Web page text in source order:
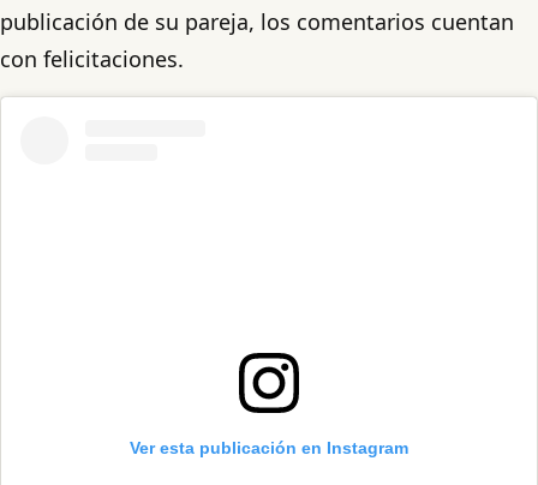
publicación de su pareja, los comentarios cuentan
con felicitaciones.
Ver esta publicación en Instagram